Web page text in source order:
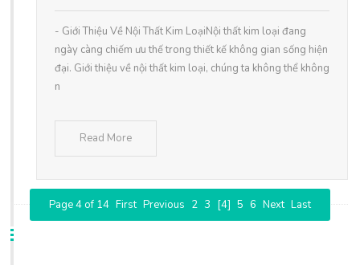
- Giới Thiệu Về Nội Thất Kim LoạiNội thất kim loại đang
ngày càng chiếm ưu thế trong thiết kế không gian sống hiện
đại. Giới thiệu về nội thất kim loại, chúng ta không thể không
n
Read More
Page 4 of 14 First Previous 2 3 [4] 5 6 Next Last